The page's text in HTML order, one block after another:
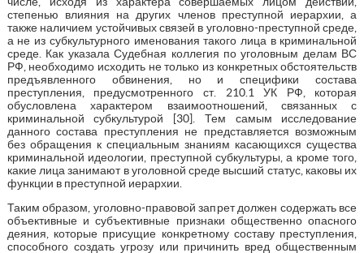
степенью влияния на других членов преступной иерархии, а
также наличием устойчивых связей в уголовно-преступной среде,
а не из субкультурного именования такого лица в криминальной
среде. Как указала Судебная коллегия по уголовным делам ВС
РФ, необходимо исходить не только из конкретных обстоятельств
предъявленного обвинения, но и специфики состава
преступления, предусмотренного ст. 210.1 УК РФ, которая
обусловлена характером взаимоотношений, связанных с
криминальной субкультурой [30]. Тем самым исследование
данного состава преступления не представляется возможным
без обращения к специальным знаниям касающихся существа
криминальной идеологии, преступной субкультуры, а кроме того,
какие лица занимают в уголовной среде высший статус, каковы их
функции в преступной иерархии.
Таким образом, уголовно-правовой запрет должен содержать все
объективные и субъективные признаки общественно опасного
деяния, которые присущие конкретному составу преступления,
способного создать угрозу или причинить вред общественным